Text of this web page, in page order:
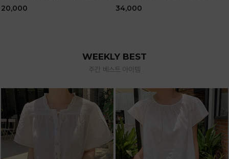
20,000
*블랙·주문폭주로 인한 입고지연·순차발송 진행중
34,000
WEEKLY BEST
주간 베스트 아이템